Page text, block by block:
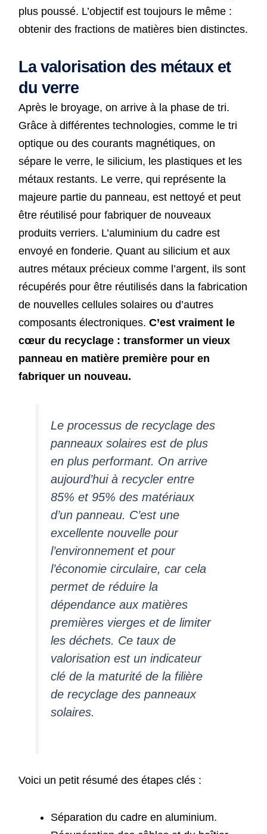
plus poussé. L’objectif est toujours le même :
obtenir des fractions de matières bien distinctes.
La valorisation des métaux et
du verre
Après le broyage, on arrive à la phase de tri.
Grâce à différentes technologies, comme le tri
optique ou des courants magnétiques, on
sépare le verre, le silicium, les plastiques et les
métaux restants. Le verre, qui représente la
majeure partie du panneau, est nettoyé et peut
être réutilisé pour fabriquer de nouveaux
produits verriers. L’aluminium du cadre est
envoyé en fonderie. Quant au silicium et aux
autres métaux précieux comme l’argent, ils sont
récupérés pour être réutilisés dans la fabrication
de nouvelles cellules solaires ou d’autres
composants électroniques. C’est vraiment le
cœur du recyclage : transformer un vieux
panneau en matière première pour en
fabriquer un nouveau.
Le processus de recyclage des
panneaux solaires est de plus
en plus performant. On arrive
aujourd’hui à recycler entre
85% et 95% des matériaux
d’un panneau. C’est une
excellente nouvelle pour
l’environnement et pour
l’économie circulaire, car cela
permet de réduire la
dépendance aux matières
premières vierges et de limiter
les déchets. Ce taux de
valorisation est un indicateur
clé de la maturité de la filière
de recyclage des panneaux
solaires.
Voici un petit résumé des étapes clés :
Séparation du cadre en aluminium.